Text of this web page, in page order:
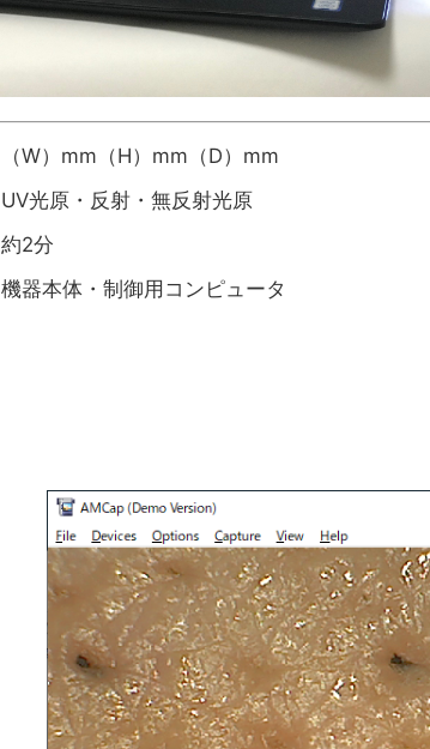
（W）mm（H）mm（D）mm
UV光原・反射・無反射光原
約2分
機器本体・制御用コンピュータ